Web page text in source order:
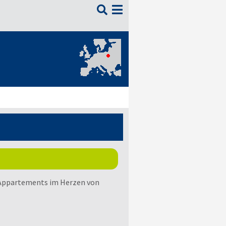

im Herzen von